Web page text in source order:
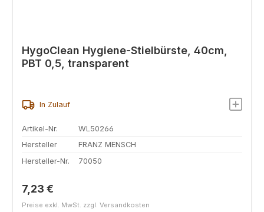
HygoClean Hygiene-Stielbürste, 40cm,
PBT 0,5, transparent
In Zulauf
Artikel-Nr.
WL50266
Hersteller
FRANZ MENSCH
Hersteller-Nr.
70050
Regulärer Preis:
7,23 €
Preise exkl. MwSt. zzgl. Versandkosten